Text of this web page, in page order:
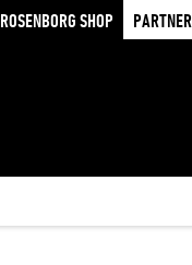
ROSENBORG SHOP PARTNER